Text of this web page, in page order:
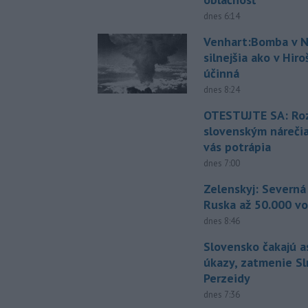
dnes 6:14
Venhart:Bomba v
silnejšia ako v
účinná
dnes 8:24
OTESTUJTE SA:
slovenským
vás potrápia
dnes 7:00
Zelenskyj:
Ruska až 50.000
dnes 8:46
Slovensko čakajú
úkazy, zatmenie
Perzeidy
dnes 7:36